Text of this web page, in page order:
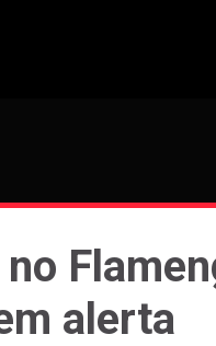
no
alerta